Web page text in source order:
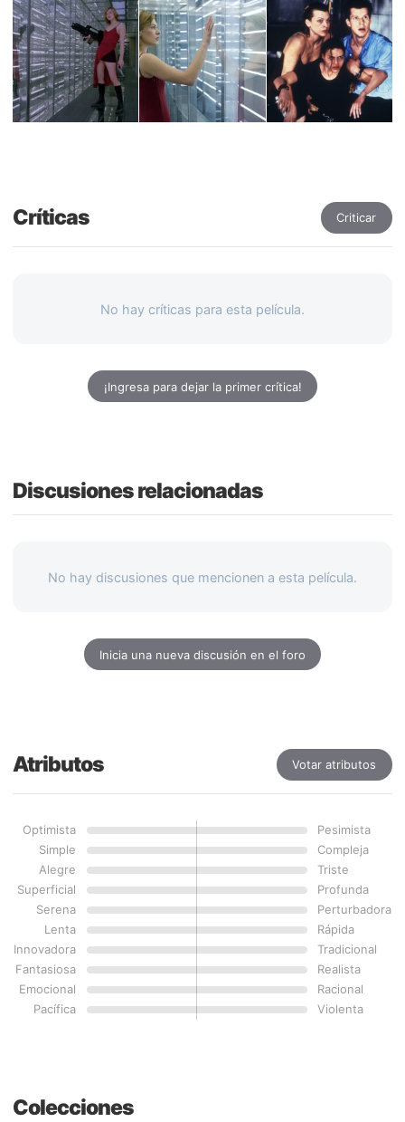
Críticas Criticar
No hay críticas para esta película.
¡Ingresa para dejar la primer crítica!
Discusiones relacionadas
No hay discusiones que mencionen a esta película.
Inicia una nueva discusión en el foro
Atributos Votar atributos
Optimista
Pesimista
Simple
Compleja
Alegre
Triste
Superficial
Profunda
Serena
Perturbadora
Lenta
Rápida
Innovadora
Tradicional
Fantasiosa
Realista
Emocional
Racional
Pacífica
Violenta
Colecciones